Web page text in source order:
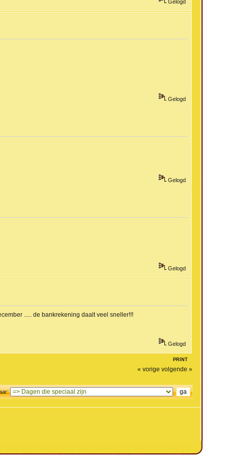
Gelogd
Gelogd
Gelogd
Gelogd
..... de bankrekening daalt veel sneller!!!
Gelogd
PRINT
« vorige volgende »